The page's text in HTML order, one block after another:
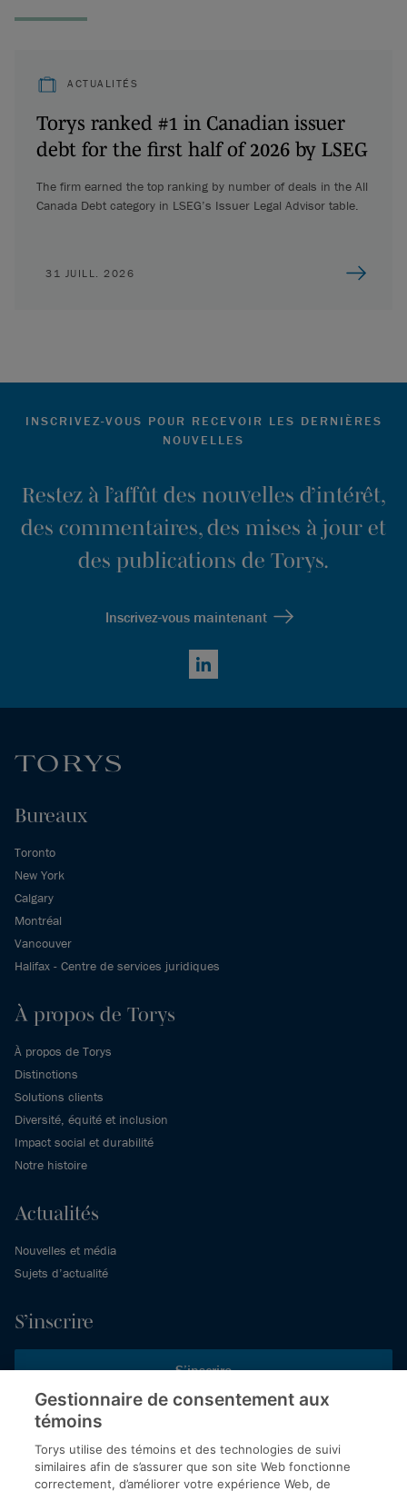
ACTUALITÉS
Torys ranked #1 in Canadian issuer
debt for the first half of 2026 by LSEG
The firm earned the top ranking by number of deals in the All
Canada Debt category in LSEG’s Issuer Legal Advisor table.
31 JUILL. 2026
INSCRIVEZ-VOUS POUR RECEVOIR LES DERNIÈRES
NOUVELLES
Restez à l’affût des nouvelles d’intérêt,
des commentaires, des mises à jour et
des publications de Torys.
Inscrivez-vous maintenant
LinkedIn
Bureaux
Toronto
New York
Calgary
Montréal
Vancouver
Halifax - Centre de services juridiques
À propos de Torys
À propos de Torys
Distinctions
Solutions clients
Diversité, équité et inclusion
Impact social et durabilité
Notre histoire
Actualités
Nouvelles et média
Sujets d’actualité
S’inscrire
S’inscrire
Inscrivez-vous aux publications de Torys pour recevoir nos derniers
commentaires, notre calendrier de webinaires et d’événements et
plus encore.
Gestionnaire de consentement aux
témoins
Torys utilise des témoins et des technologies de suivi
similaires afin de s’assurer que son site Web fonctionne
correctement, d’améliorer votre expérience Web, de